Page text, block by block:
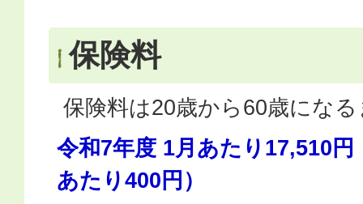
保険料
保険料は20歳から60歳にな
令和7年度 1月あたり17,510円
あたり400円）